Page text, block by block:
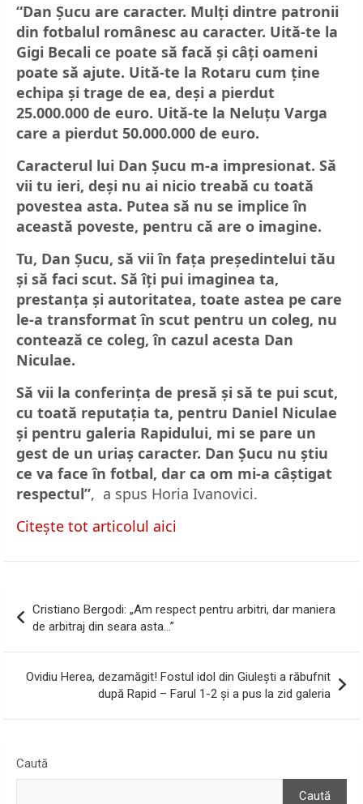
“Dan Șucu are caracter. Mulți dintre patronii
din fotbalul românesc au caracter. Uită-te la
Gigi Becali ce poate să facă și câți oameni
poate să ajute. Uită-te la Rotaru cum ține
echipa și trage de ea, deși a pierdut
25.000.000 de euro. Uită-te la Neluțu Varga
care a pierdut 50.000.000 de euro.
Caracterul lui Dan Șucu m-a impresionat. Să
vii tu ieri, deși nu ai nicio treabă cu toată
povestea asta. Putea să nu se implice în
această poveste, pentru că are o imagine.
Tu, Dan Șucu, să vii în fața președintelui tău
și să faci scut. Să îți pui imaginea ta,
prestanța și autoritatea, toate astea pe care
le-a transformat în scut pentru un coleg, nu
contează ce coleg, în cazul acesta Dan
Niculae.
Să vii la conferința de presă și să te pui scut,
cu toată reputația ta, pentru Daniel Niculae
și pentru galeria Rapidului, mi se pare un
gest de un uriaș caracter. Dan Șucu nu știu
ce va face în fotbal, dar ca om mi-a câștigat
respectul”, a spus Horia Ivanovici.
Citește tot articolul aici
în
articole
Cristiano Bergodi: „Am respect pentru arbitri, dar maniera
de arbitraj din seara asta…”
Ovidiu Herea, dezamăgit! Fostul idol din Giulești a răbufnit
după Rapid – Farul 1-2 și a pus la zid galeria
Caută
Caută